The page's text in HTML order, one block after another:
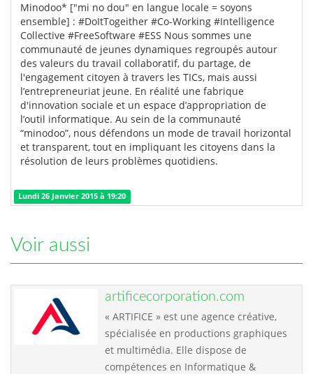
Minodoo* ["mi no dou" en langue locale = soyons
ensemble] : #DoItTogeither #Co-Working #Intelligence
Collective #FreeSoftware #ESS Nous sommes une
communauté de jeunes dynamiques regroupés autour
des valeurs du travail collaboratif, du partage, de
l'engagement citoyen à travers les TICs, mais aussi
l’entrepreneuriat jeune. En réalité une fabrique
d'innovation sociale et un espace d’appropriation de
l’outil informatique. Au sein de la communauté
“minodoo”, nous défendons un mode de travail horizontal
et transparent, tout en impliquant les citoyens dans la
résolution de leurs problèmes quotidiens.
Lundi 26 Janvier 2015 à 19:20
Voir aussi
artificecorporation.com
« ARTIFICE » est une agence créative,
spécialisée en productions graphiques
et multimédia. Elle dispose de
compétences en Informatique &